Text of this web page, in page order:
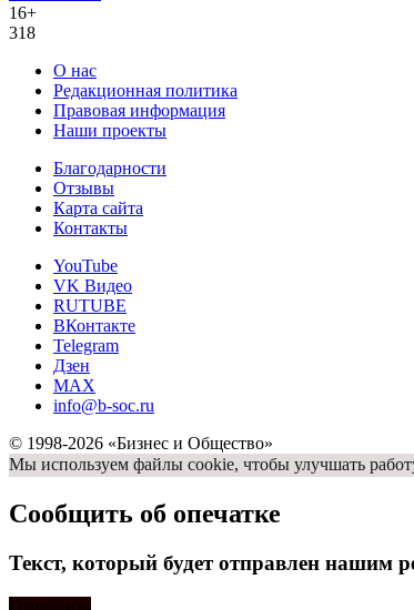
16+
318
О нас
Редакционная политика
Правовая информация
Наши проекты
Благодарности
Отзывы
Карта сайта
Контакты
YouTube
VK Видео
RUTUBE
ВКонтакте
Telegram
Дзен
MAX
info@b-soc.ru
© 1998-2026 «Бизнес и Общество»
Мы используем файлы cookie, чтобы улучшать
Сообщить об опечатке
Текст, который будет отправлен нашим
Отправить